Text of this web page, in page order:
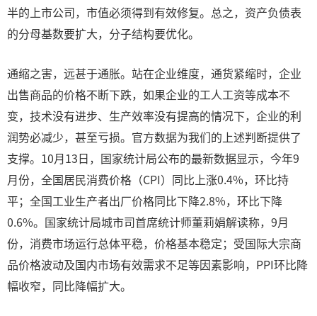
半的上市公司，市值必须得到有效修复。总之，资产负债表
的分母基数要扩大，分子结构要优化。
通缩之害，远甚于通胀。站在企业维度，通货紧缩时，企业
出售商品的价格不断下跌，如果企业的工人工资等成本不
变，技术没有进步、生产效率没有提高的情况下，企业的利
润势必减少，甚至亏损。官方数据为我们的上述判断提供了
支撑。10月13日，国家统计局公布的最新数据显示，今年9
月份，全国居民消费价格（CPI）同比上涨0.4%，环比持
平；全国工业生产者出厂价格同比下降2.8%，环比下降
0.6%。国家统计局城市司首席统计师董莉娟解读称，9月
份，消费市场运行总体平稳，价格基本稳定；受国际大宗商
品价格波动及国内市场有效需求不足等因素影响，PPI环比降
幅收窄，同比降幅扩大。